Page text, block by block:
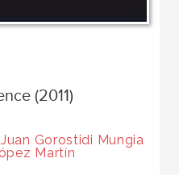
(2011)
Juan Gorostidi Mungia
Martín